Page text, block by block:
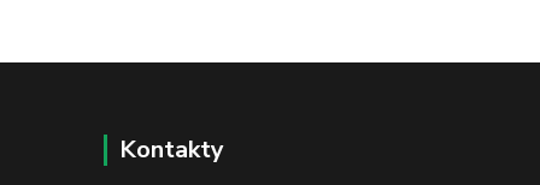
Kontakty